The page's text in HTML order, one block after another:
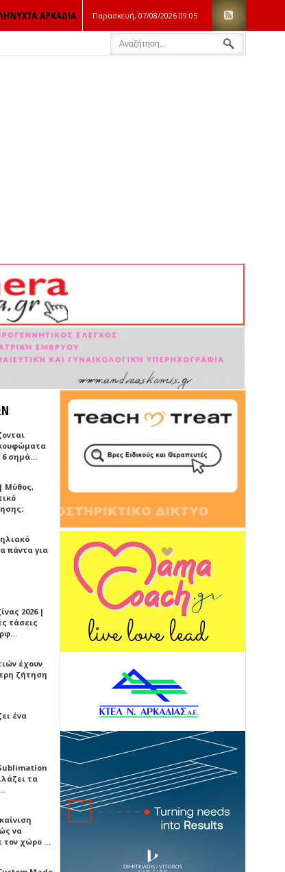
ΑΡΚΑΔΙΑ Παρασκευή, 07/08/2026 09:05
6 σημά…
Μύθος,
πάντα για
2026 |
τάσεις
έχουν
ζήτηση
ένα
τα
να
τον χώρο …